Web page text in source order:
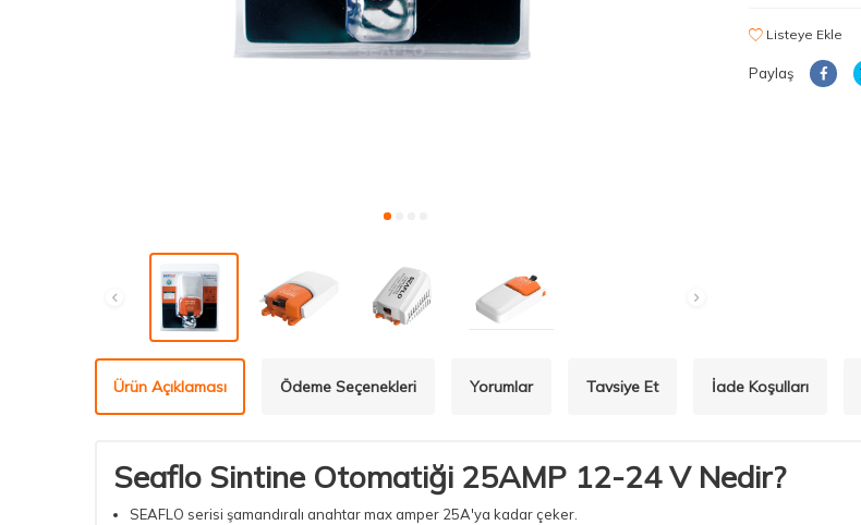
Listeye Ekle
Paylaş
Ürün Açıklaması Ödeme Seçenekleri Yorumlar Tavsiye Et İade Koşulları
Seaflo Sintine Otomatiği 25AMP 12-24 V Nedir?
SEAFLO serisi şamandıralı anahtar max amper 25A'ya kadar çeker.